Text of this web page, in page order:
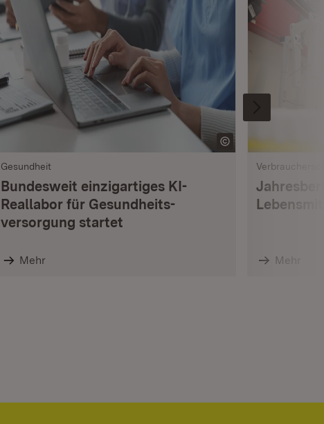
Gesundheit
Bundesweit einzigartiges KI-
Reallabor für Gesundheits­
versorgung startet
Mehr Mehr